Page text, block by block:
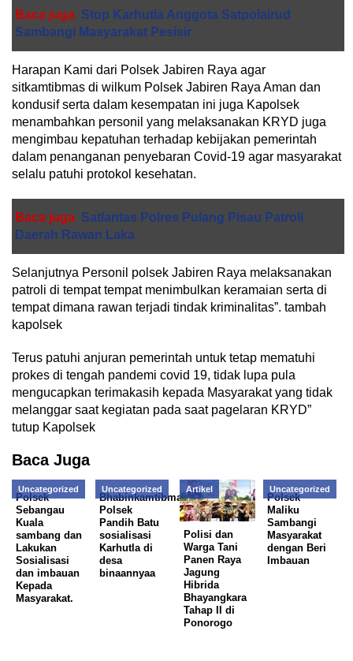
Baca juga Stop Karhutla Anggota Satpolairud
Sambangi Masyarakat Pesisir
Harapan Kami dari Polsek Jabiren Raya agar
sitkamtibmas di wilkum Polsek Jabiren Raya Aman dan
kondusif serta dalam kesempatan ini juga Kapolsek
menambahkan personil yang melaksanakan KRYD juga
mengimbau kepatuhan terhadap kebijakan pemerintah
dalam penanganan penyebaran Covid-19 agar masyarakat
selalu patuhi protokol kesehatan.
Baca juga Satlantas Polres Pulang Pisau Patroli
Daerah Rawan Laka
Selanjutnya Personil polsek Jabiren Raya melaksanakan
patroli di tempat tempat menimbulkan keramaian serta di
tempat dimana rawan terjadi tindak kriminalitas”. tambah
kapolsek
Terus patuhi anjuran pemerintah untuk tetap mematuhi
prokes di tengah pandemi covid 19, tidak lupa pula
mengucapkan terimakasih kepada Masyarakat yang tidak
melanggar saat kegiatan pada saat pagelaran KRYD”
tutup Kapolsek
Baca Juga
Uncategorized
Polsek
Sebangau
Kuala
sambang dan
Lakukan
Sosialisasi
dan imbauan
Kepada
Masyarakat.
Uncategorized
Bhabinkamtibmas
Polsek
Pandih Batu
sosialisasi
Karhutla di
desa
binaannyaa
Artikel
Polisi dan
Warga Tani
Panen Raya
Jagung
Hibrida
Bhayangkara
Tahap II di
Ponorogo
Uncategorized
Polsek
Maliku
Sambangi
Masyarakat
dengan Beri
Imbauan